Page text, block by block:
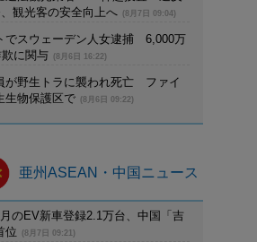
観光客の安全向上へ
(8月7日 09:04)
でスウェーデン人女逮捕 6,000万
に関与
(8月6日 16:22)
が野生トラに襲われ死亡 ファイ
生物保護区で
(8月6日 09:22)
亜州ASEAN・中国ニュース
のEV新車登録2.1万台、中国「吉
位
(8月7日 09:21)